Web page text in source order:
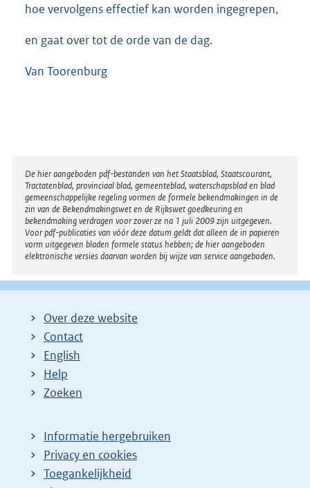
hoe vervolgens effectief kan worden ingegrepen,
en gaat over tot de orde van de dag.
Van Toorenburg
Disclaimer
De hier aangeboden pdf-bestanden van het Staatsblad, Staatscourant,
Tractatenblad, provinciaal blad, gemeenteblad, waterschapsblad en blad
gemeenschappelijke regeling vormen de formele bekendmakingen in de
zin van de Bekendmakingswet en de Rijkswet goedkeuring en
bekendmaking verdragen voor zover ze na 1 juli 2009 zijn uitgegeven.
Voor pdf-publicaties van vóór deze datum geldt dat alleen de in papieren
vorm uitgegeven bladen formele status hebben; de hier aangeboden
elektronische versies daarvan worden bij wijze van service aangeboden.
Over deze website
Contact
English
Help
Zoeken
Informatie hergebruiken
Privacy en cookies
Toegankelijkheid